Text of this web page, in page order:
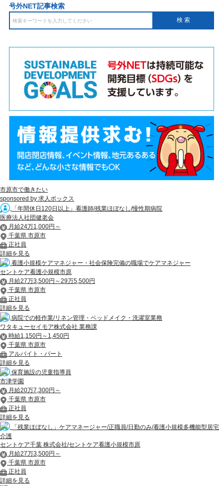
号外NET記事検索
市原市で働きたい
sponsored by 求人ボックス
「年間休日120日以上」看護師/残業ほぼなし/慢性期病院
医療法人社団健老会
月給24万1,000円～
千葉県 市原市
正社員
詳細を見る
看護小規模ケアマネジャー・社会保険完備の職場でケアマネジャー
セントケア看護小規模市原
月給27万3,500円～29万5,500円
千葉県 市原市
正社員
詳細を見る
病院での軽作業/リネン管理・ベッドメイク・洗濯室業務
ワタキューセイモア株式会社 業務課
時給1,150円～1,450円
千葉県 市原市
アルバイト・パート
詳細を見る
保育施設の児童指導員
市津学園
月給20万7,300円～
千葉県 市原市
正社員
詳細を見る
「残業ほぼなし」ケアマネージャー/正職員/日勤のみ/看護小規模多機能型居宅
介護
セントケア千葉 株式会社/セントケア看護小規模市原
月給27万3,500円～
千葉県 市原市
正社員
詳細を見る